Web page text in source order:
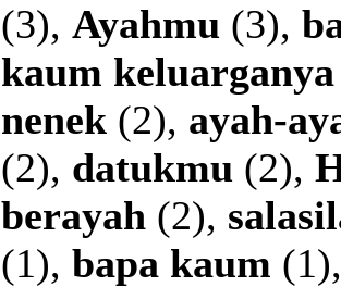
(3), Ayahmu (3),
kaum keluarganya
nenek (2), ayah-
(2), datukmu (2),
berayah (2),
(1), bapa kaum